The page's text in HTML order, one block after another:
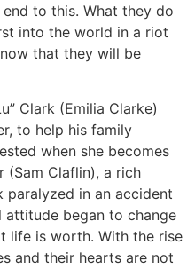
to this. What they do
into the world in a riot
that they will be
Clark (Emilia Clarke)
to help his family
when she becomes
(Sam Claflin), a rich
in an accident
attitude began to change
life is worth. With the rise
and their hearts are not